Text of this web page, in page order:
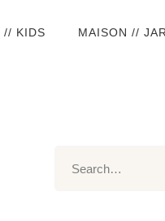
// KIDS MAISON //